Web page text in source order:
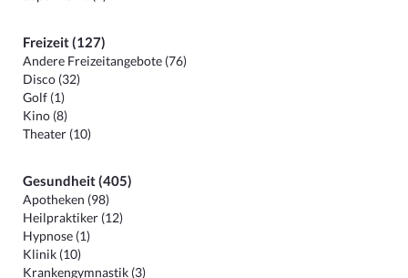
Freizeit (127)
Andere Freizeitangebote (76)
Disco (32)
Golf (1)
Kino (8)
Theater (10)
Gesundheit (405)
Apotheken (98)
Heilpraktiker (12)
Hypnose (1)
Klinik (10)
Krankengymnastik (3)